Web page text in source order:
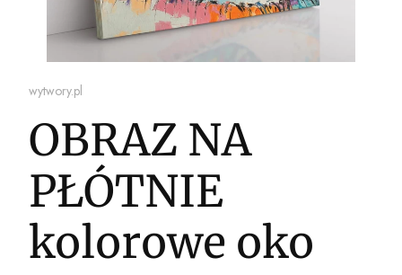
wytwory.pl
OBRAZ NA
PŁÓTNIE
kolorowe oko